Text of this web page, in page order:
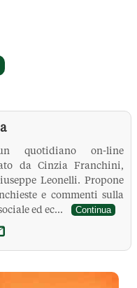
quotidiano on-line
da Cinzia Franchini,
Leonelli. Propone
e commenti sulla
ed ec...
Continua